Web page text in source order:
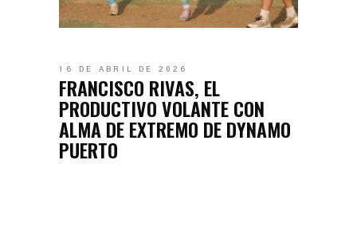
16 DE ABRIL DE 2026
FRANCISCO RIVAS, EL
PRODUCTIVO VOLANTE CON
ALMA DE EXTREMO DE DYNAMO
PUERTO